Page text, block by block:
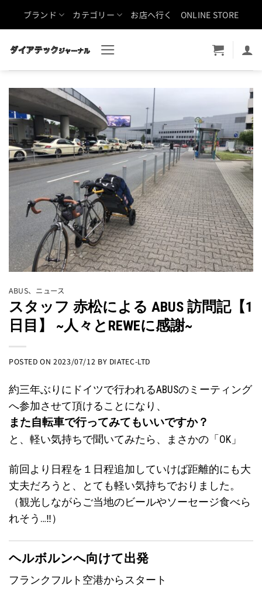
ブランド カテゴリー お店へ行く ONLINE STORE
ABUS、 ニュース
スタッフ 赤松による ABUS 訪問記【1
日目】 ~人々とREWEに感謝~
POSTED ON2023/07/12 BY DIATEC-LTD
約三年ぶりにドイツで行われるABUSのミーティング
へ参加させて頂けることになり、
また自転車で行ってみてもいいですか？
と、軽い気持ちで聞いてみたら、まさかの「OK」
前回より日程を１日程追加していけば距離的にも大
丈夫だろうと、とても軽い気持ちでおりました。
（観光しながらご当地のビールやソーセージ食べら
れそう…‼︎）
ヘルボルンへ向けて出発
フランクフルト空港からスタート